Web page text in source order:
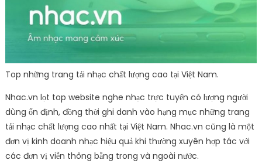
Top những trang tải nhạc chất lượng cao tại Việt Nam.
Nhac.vn lọt top website nghe nhạc trực tuyến có lượng người
dùng ổn định, đồng thời ghi danh vào hạng mục những trang
tải nhạc chất lượng cao nhất tại Việt Nam. Nhac.vn cũng là một
đơn vị kinh doanh nhạc hiệu quả khi thường xuyên hợp tác với
các đơn vị viễn thông bằng trong và ngoài nước.